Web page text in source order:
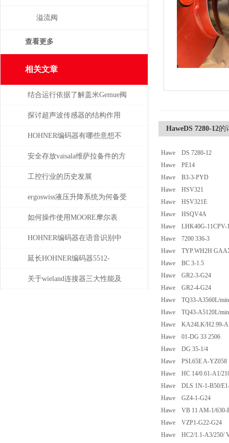
溢流阀
查看更多
相关文章
结合运行依据了解盖米Gemue阀
门
探讨超声波传感器的结构作用
HOHNER编码器有哪些意想不
到的应用
安全存放vaisala维萨拉备件的方
法，赶紧收藏！
工控行业的历史发展
ergoswiss液压升降系统为何备受
青睐？
如何操作使用MOORE摩尔表
HOHNER编码器在语音识别中
有什么应用
延长HOHNER编码器5512-
05FR-0800使用寿命的保养秘诀
关于wieland连接器三大性能及
HaweDS 7280-12的
Hawe DS 7280-12
Hawe PE14
Hawe B3-3-PYD
Hawe HSV321
Hawe HSV321E
Hawe HSQV4A
Hawe LHK40G-11CPV-
Hawe 7200 336-3
Hawe TYP.WH2H
Hawe BC 3-1.5
Hawe GR2-3-G24
Hawe GR2-4-G24
Hawe TQ33-A3560L/min
Hawe TQ43-A5120L/min
Hawe KA24LK/H2.99-
Hawe 01-DG 33 2506
Hawe DG 35-1/4
Hawe PSL65E A-YZ058
Hawe HC 14/0.61-A1/
Hawe DLS 1N-1-B50/
Hawe GZ4-1-G24
Hawe VB 11 AM-1/630-
Hawe VZP1-G22-G24
Hawe HC2/1.1-A3/250/